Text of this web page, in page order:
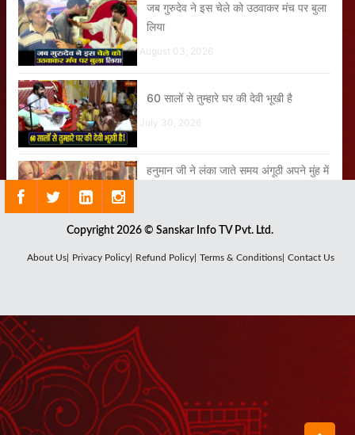
जब गुरुदेव ने इस चेले को उठवाकर मंच पर बुला
लिया
August 03, 2026
60 सालों से तुम्हारे घर की देवी भूखी है
July 30, 2026
हनुमान जी ने लंका जाते समय अंगूठी अपने मुंह में
जब इस छोटी-सी बच्ची ने बागेश्वर धाम की
July 30, 2026
या तो इधर के रहो या उधर के
Copyright 2026 © Sanskar Info TV Pvt. Ltd.
About Us| Privacy Policy| Refund Policy| Terms & Conditions| Contact Us